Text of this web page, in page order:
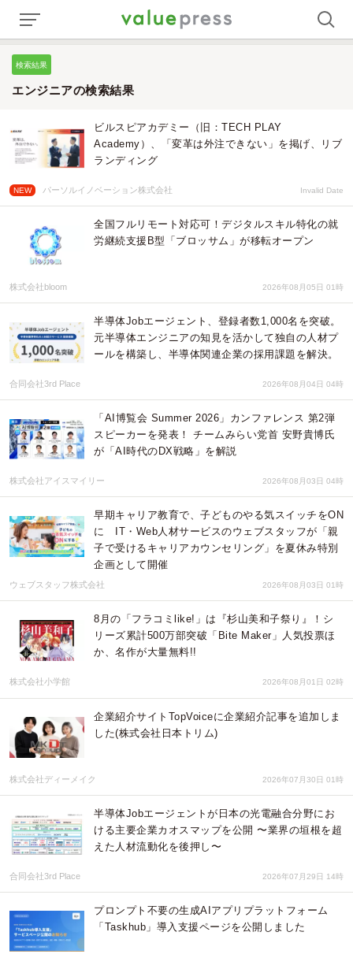
検索結果
エンジニアの検索結果
ビルスピアカデミー（旧：TECH PLAY
Academy）、「変革は外注できない」を掲げ、リブ
ランディング
NEW パーソルイノベーション株式会社 Invalid Date
全国フルリモート対応可！デジタルスキル特化の就
労継続支援B型「ブロッサム」が移転オープン
株式会社bloom 2026年08月05日 01時
半導体Jobエージェント、登録者数1,000名を突破。
元半導体エンジニアの知見を活かして独自の人材プ
ールを構築し、半導体関連企業の採用課題を解決。
合同会社3rd Place 2026年08月04日 04時
「AI博覧会 Summer 2026」カンファレンス 第2弾
スピーカーを発表！ チームみらい党首 安野貴博氏
が「AI時代のDX戦略」を解説
株式会社アイスマイリー 2026年08月03日 04時
早期キャリア教育で、子どものやる気スイッチをON
に IT・Web人材サービスのウェブスタッフが「親
子で受けるキャリアカウンセリング」を夏休み特別
企画として開催
ウェブスタッフ株式会社 2026年08月03日 01時
8月の「フラコミlike!」は『杉山美和子祭り』！シ
リーズ累計500万部突破「Bite Maker」人気投票ほ
か、名作が大量無料!!
株式会社小学館 2026年08月01日 02時
企業紹介サイトTopVoiceに企業紹介記事を追加しま
した(株式会社日本トリム)
株式会社ディーメイク 2026年07月30日 01時
半導体Jobエージェントが日本の光電融合分野にお
ける主要企業カオスマップを公開 〜業界の垣根を超
えた人材流動化を後押し〜
合同会社3rd Place 2026年07月29日 14時
プロンプト不要の生成AIアプリプラットフォーム
「Taskhub」導入支援ページを公開しました